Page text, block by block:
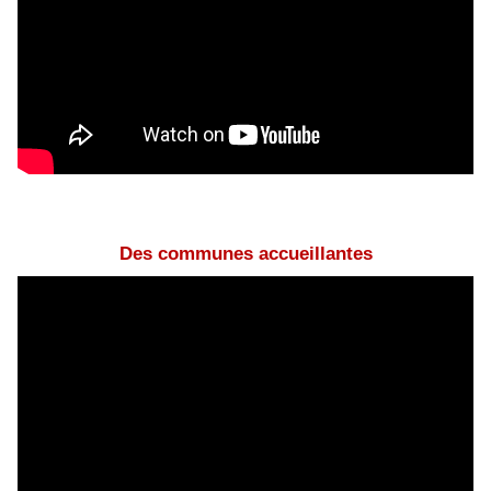
Des communes accueillantes